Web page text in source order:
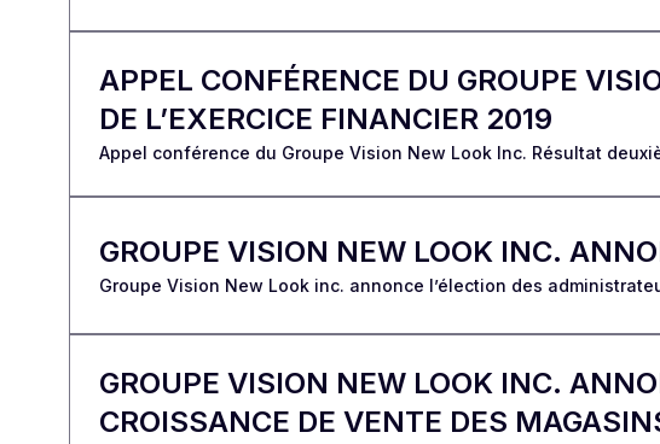
APPEL CONFÉRENCE DU GROUPE
DE L’EXERCICE FINANCIER 2019
Appel conférence du Groupe Vision New Look Inc. Résultat
GROUPE VISION NEW LOOK INC.
Groupe Vision New Look inc. annonce l’élection des
GROUPE VISION NEW LOOK INC.
CROISSANCE DE VENTE DES